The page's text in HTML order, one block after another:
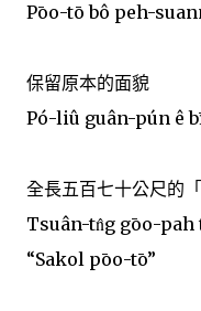
Pōo-tō bô peh-
保留原本的面貌
Pó-liû guân-pún ê
全長五百七十公尺的
Tsuân-tn̂g gōo-
“Sakol pōo-tō”